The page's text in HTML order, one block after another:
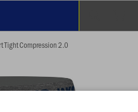
Tight Compression 2.0